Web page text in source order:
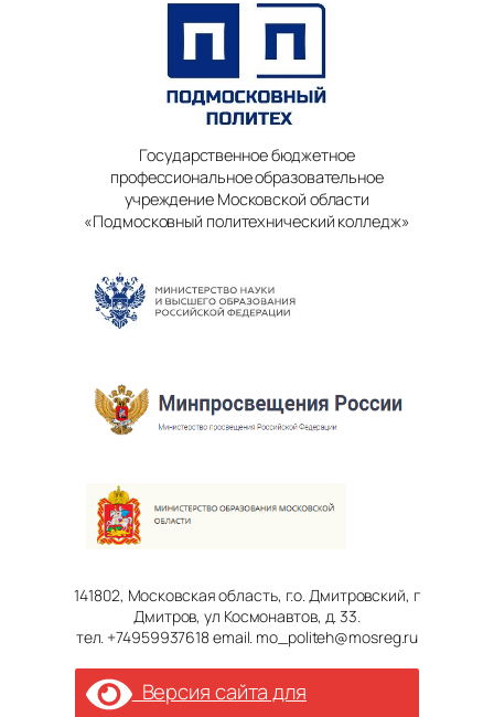
Государственное бюджетное
профессиональное образовательное
учреждение Московской области
«Подмосковный политехнический колледж»
141802, Московская область, г.о. Дмитровский, г
Дмитров, ул Космонавтов, д. 33.
тел. +74959937618 email. mo_politeh@mosreg.ru
Версия сайта для